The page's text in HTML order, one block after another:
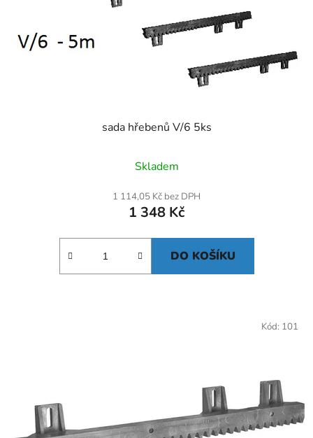
sada hřebenů V/6 5ks
Skladem
1 114,05 Kč bez DPH
1 348 Kč
DO KOŠÍKU
Kód: 101